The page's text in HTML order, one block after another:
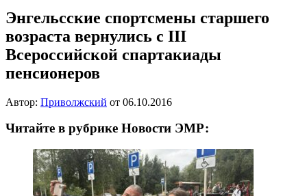
Энгельсские спортсмены старшего
возраста вернулись с III
Всероссийской спартакиады
пенсионеров
Автор: Приволжский от 06.10.2016
Читайте в рубрике Новости ЭМР: